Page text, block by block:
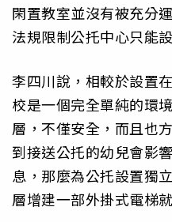
閑置教室並沒有被充分
法規限制公托中心只能
李四川說，相較於設置
校是一個完全單純的環
層，不僅安全，而且也
到接送公托的幼兒會影
息，那麼為公托設置獨
層增建一部外掛式電梯